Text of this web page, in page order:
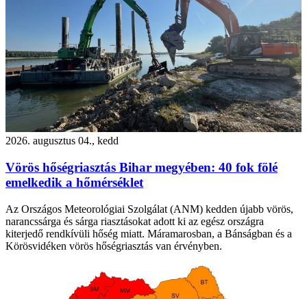
2026. augusztus 04., kedd
Vörös hőségriasztás Bihar megyében: 40 fok fölé
emelkedik a hőmérséklet
Az Országos Meteorológiai Szolgálat (ANM) kedden újabb vörös,
narancssárga és sárga riasztásokat adott ki az egész országra
kiterjedő rendkívüli hőség miatt. Máramarosban, a Bánságban és a
Körösvidéken vörös hőségriasztás van érvényben.